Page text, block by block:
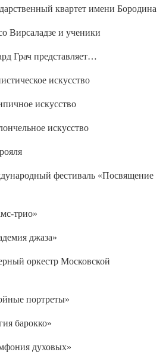
квартет имени Бородина
Вирсаладзе и ученики
Грач представляет…
искусство
искусство
искусство
фестиваль «Посвящение
трио»
джаза»
оркестр Московской
портреты»
барокко»
духовых»